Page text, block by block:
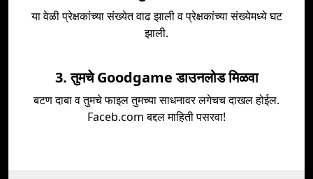
या वेळी प्रेक्षकांच्या संख्येत वाढ झाली व प्रेक्षकांच्या संख्येमध्ये घट
झाली.
3. तुमचे Goodgame डाउनलोड मिळवा
बटण दाबा व तुमचे फाइल तुमच्या साधनावर लगेचच दाखल होईल.
Faceb.com बद्दल माहिती पसरवा!